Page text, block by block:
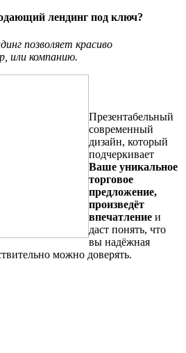
лендинг под ключ?
позволяет красиво
или компанию.
Презентабельный
современный
дизайн, который
подчеркивает
Ваше уникальное
торговое
предложение,
произведёт
впечатление и
даст понять, что
вы надёжная
можно доверять.